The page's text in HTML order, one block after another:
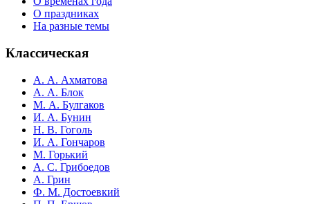
О праздниках
На разные темы
Классическая
А. А. Ахматова
А. А. Блок
М. А. Булгаков
И. А. Бунин
Н. В. Гоголь
И. А. Гончаров
М. Горький
А. С. Грибоедов
А. Грин
Ф. М. Достоевкий